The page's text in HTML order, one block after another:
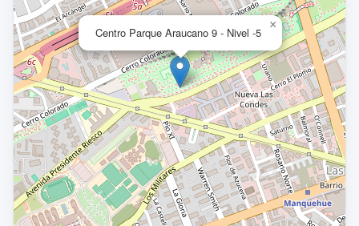
Centro Parque Araucano 9 - Nivel -5
×